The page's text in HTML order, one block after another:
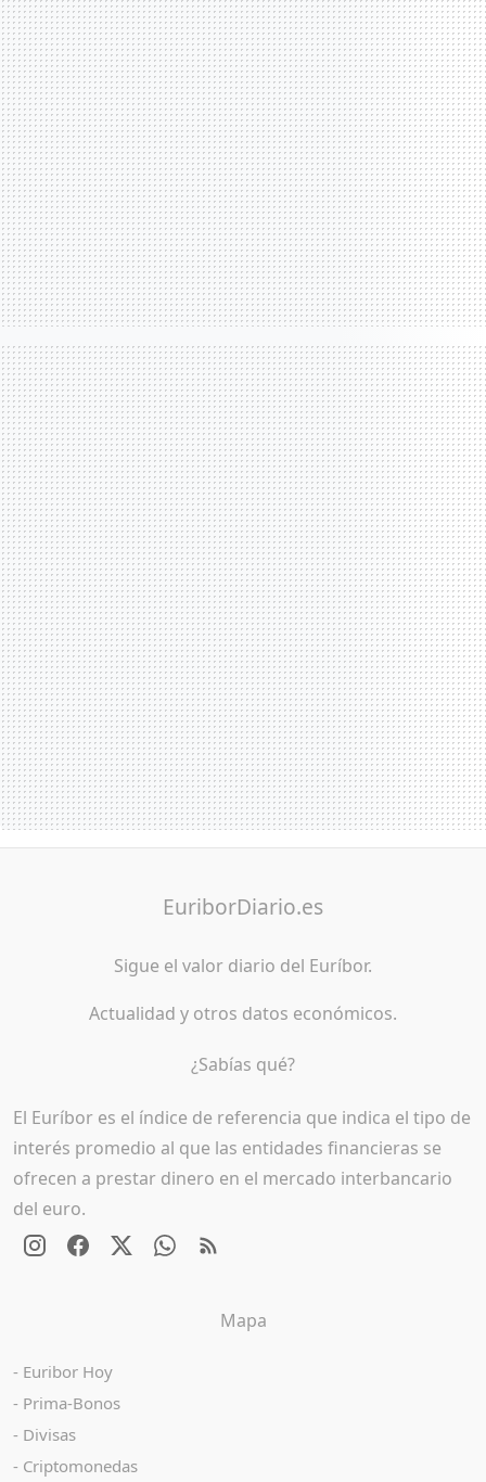
EuriborDiario.es
Sigue el valor diario del Euríbor.
Actualidad y otros datos económicos.
Mapa
Euribor Hoy
Prima-Bonos
Divisas
Criptomonedas
¿Sabías qué?
El Euríbor es el índice de referencia que indica el tipo de
interés promedio al que las entidades financieras se
ofrecen a prestar dinero en el mercado interbancario
del euro.